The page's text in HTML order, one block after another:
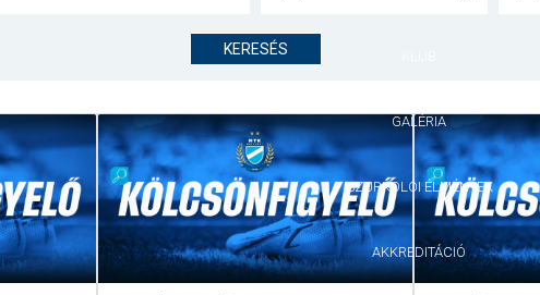
GALÉRIA
SZURKOLÓI ÉLMÉNYEK
AKKREDITÁCIÓ
KERESÉS